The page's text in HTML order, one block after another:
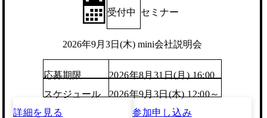
受付中 セミナー
2026年9月3日(木) mini会社説明会
応募期限
2026年8月31日(月) 16:00
スケジュール
2026年9月3日(木) 12:00～
詳細を見る
参加申し込み